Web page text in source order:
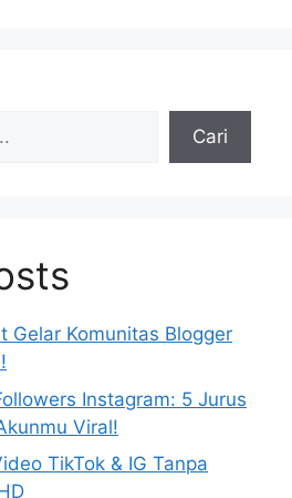
Cari
Gelar Komunitas Blogger
Instagram: 5 Jurus
Viral!
TikTok & IG Tanpa